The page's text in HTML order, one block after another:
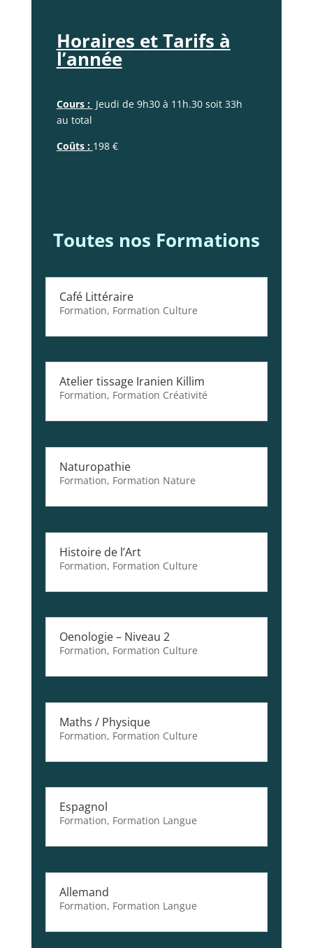
Horaires et Tarifs à
l’année
Cours : Jeudi de 9h30 à 11h.30 soit 33h
au total
Coûts : 198 €
Toutes nos Formations
Café Littéraire
Formation, Formation Culture
Atelier tissage Iranien Killim
Formation, Formation Créativité
Naturopathie
Formation, Formation Nature
Histoire de l’Art
Formation, Formation Culture
Oenologie – Niveau 2
Formation, Formation Culture
Maths / Physique
Formation, Formation Culture
Espagnol
Formation, Formation Langue
Allemand
Formation, Formation Langue